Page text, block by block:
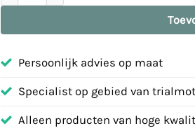
Persoonlijk advies op maat
Specialist op gebied van
Alleen producten van hoge